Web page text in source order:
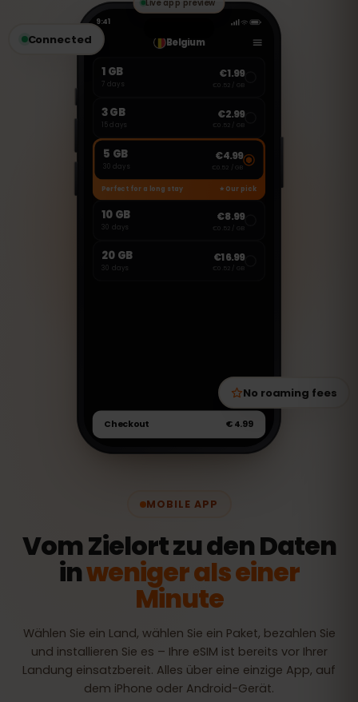
Nachrichten zu senden.